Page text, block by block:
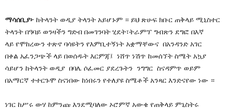
ማሳሰቢያ፦ ከትላንት ወዲያ ትላንት አይሆኑም ። ይህ ጽሁፍ ክቡር ጠቅላይ ሚኒስተር
ትላንት በዓባይ ወንዛችን ግድብ በመገንባት ሂደት፣ትራምፕ ግብጽን ደግፎ በእኛ
ላይ የሞከረውን ተጽኖ ባሳዩትን የእምቢተኝነት አቋማቸውና በአንዳንድ አገር
በቀል አፈንጋጭች ላይ በወሰዱት እርምጃ፤ ነሸጥ ነሽጥ ከመሰኘት ስሜት አኳያ
ሳይሆን ከትላንት ወዲያ በባሌ ሶፈመር ያደረጉትን ንግግር ስናዳምጥ ወይም
በአማርኛ ተተርጉሞ ስናነበው ከነበሩን የተለያዩ ስሜቶች አንጻር እንድናየው ነው ።
ነገር ከሥሩ ውሃ ከምንጩ እንደሚባለው ኦሮምኛ አውቄ የጠቅላይ ምኒስትሩ